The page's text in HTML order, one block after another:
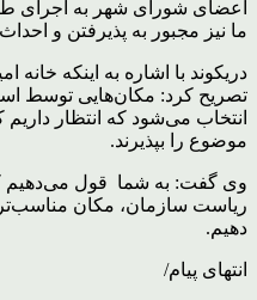
اعضای شورای شهر به اجرای
ما نیز مجبور به پذیرفتن و
دریکوند با اشاره به اینکه
تصریح کرد: مکان‌هایی توسط
انتخاب می‌شود که انتظار
موضوع را بپذیرند.
وی گفت: به شما قول می‌دهیم که
ریاست سازمان، مکان مناسب‌تری
دهیم.
انتهای پیام/